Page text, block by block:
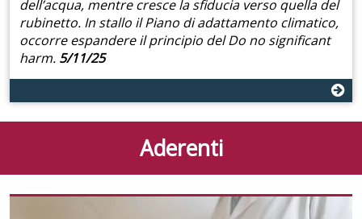
dell’acqua, mentre cresce la sfiducia verso quella del
rubinetto. In stallo il Piano di adattamento climatico,
occorre espandere il principio del Do no significant
harm. 5/11/25
Aderenti